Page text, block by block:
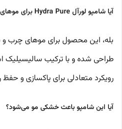
آیا شامپو لورآل Hydra Pure برای موهای چرب مناسب است؟
بله، این محصول برای موهای
طراحی شده و با ترکیب سالیسیلیک
رویکرد متعادلی برای پاکسازی و
آیا این شامپو باعث خشکی مو می‌شود؟